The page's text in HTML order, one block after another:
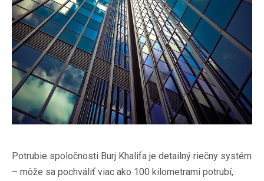
Potrubie spoločnosti Burj Khalifa je detailný riečny systém
– môže sa pochváliť viac ako 100 kilometrami potrubí,